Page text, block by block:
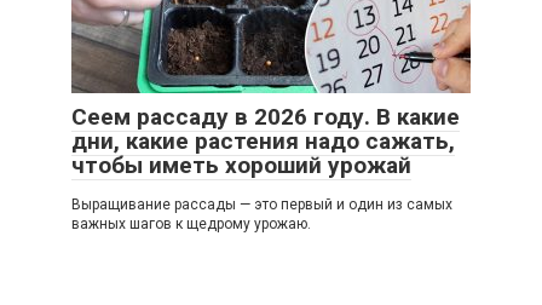
Сеем рассаду в 2026 году. В какие
дни, какие растения надо сажать,
чтобы иметь хороший урожай
Выращивание рассады — это первый и один из самых
важных шагов к щедрому урожаю.